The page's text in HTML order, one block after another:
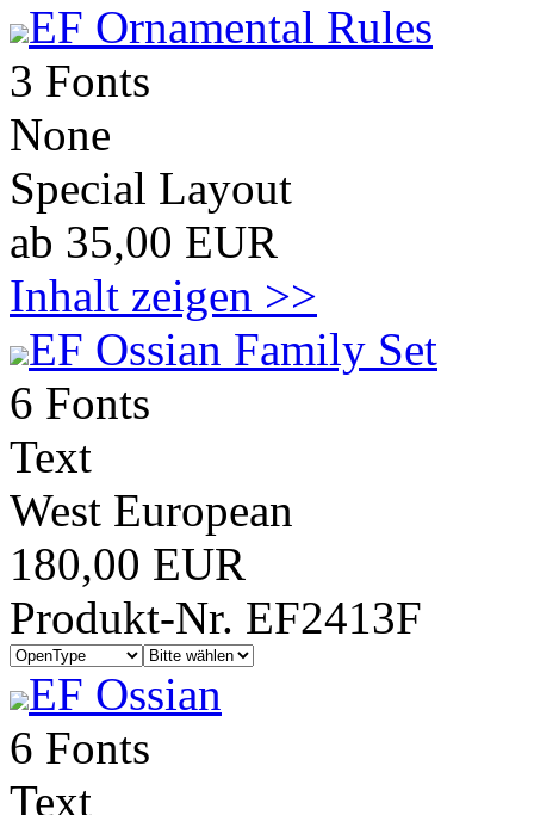
EF Ornamental Rules
3 Fonts
None
Special Layout
ab 35,00 EUR
Inhalt zeigen >>
EF Ossian Family Set
6 Fonts
Text
West European
180,00 EUR
Produkt-Nr. EF2413F
EF Ossian
6 Fonts
Text